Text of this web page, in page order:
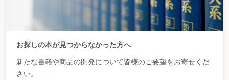
お探しの本が見つからなかった方へ
新たな書籍や商品の開発について皆様のご要望をお寄せくだ
さい。